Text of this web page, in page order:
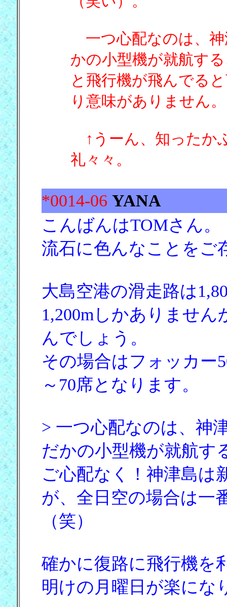
一つ心配なのは、神
かの小型機が就航す
と飛行機が飛んでる
り意味がありません
↑うーん、知ったか
礼々々。
*0014-06YANA
こんばんはTOMさん。
流石に色んなことをご
大島空港の滑走路は
1,200mしかありませ
んでしょう。
その場合はフォッカー
～70席となります。
> 一つ心配なのは、神
だかの小型機が就航す
ご心配なく！神津島は
が、全日空の場合は一
（笑）
確かに復路に飛行機を
明けの月曜日が楽にな